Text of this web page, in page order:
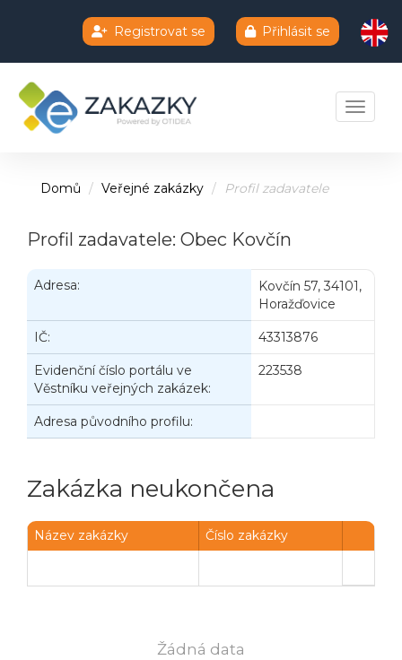
Registrovat se Přihlásit se
Toggle
Domů Veřejné zakázky Profil zadavatele
Profil zadavatele: Obec Kovčín
Adresa:
Kovčín 57, 34101,
Horažďovice
IČ: 43313876
Evidenční číslo portálu ve
Věstníku veřejných zakázek:
223538
Adresa původního profilu:
Zakázka neukončena
Název zakázky Číslo zakázky
Žádná data
Chatbot e-zakazky